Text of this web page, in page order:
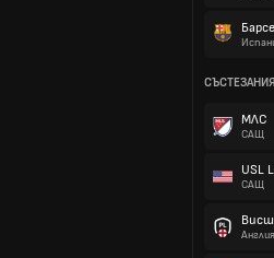
СЪСТЕЗАНИЯ
МЛС
САЩ
USL
САЩ
Англия